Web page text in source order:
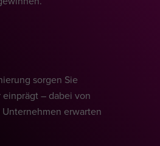
sorgen Sie
– dabei von
erwarten